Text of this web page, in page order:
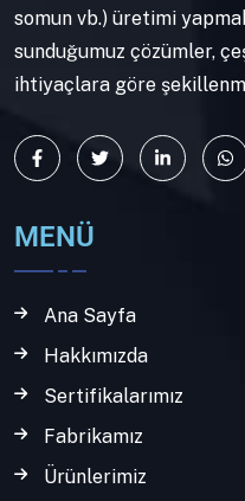
somun vb.) üretimi
sunduğumuz çözümler,
ihtiyaçlara göre
MENÜ
Ana Sayfa
Hakkımızda
Sertifikalarımız
Fabrikamız
Ürünlerimiz